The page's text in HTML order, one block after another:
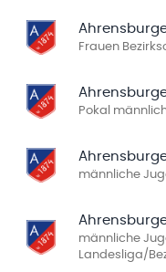
Frauen
Pokal
männliche
männliche
Landesliga/